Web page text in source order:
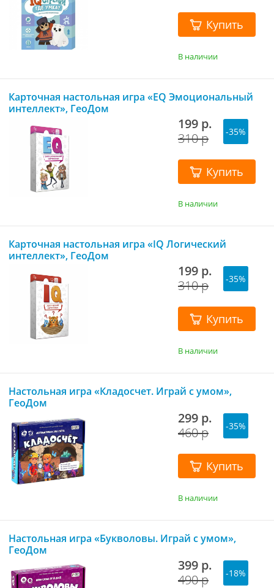
Купить
В наличии
Карточная настольная игра «ЕQ Эмоциональный
интеллект», ГеоДом
199 р.
310 р
-35%
Купить
В наличии
Карточная настольная игра «IQ Логический
интеллект», ГеоДом
199 р.
310 р
-35%
Купить
В наличии
Настольная игра «Кладосчет. Играй с умом»,
ГеоДом
299 р.
460 р
-35%
Купить
В наличии
Настольная игра «Букволовы. Играй с умом»,
ГеоДом
399 р.
490 р
-18%